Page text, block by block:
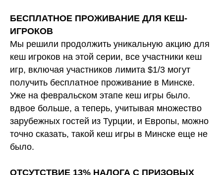
БЕСПЛАТНОЕ ПРОЖИВАНИЕ ДЛЯ КЕШ-
ИГРОКОВ
Мы решили продолжить уникальную акцию для
кеш игроков на этой серии, все участники кеш
игр, включая участников лимита $1/3 могут
получить бесплатное проживание в Минске.
Уже на февральском этапе кеш игры было.
вдвое больше, а теперь, учитывая множество
зарубежных гостей из Турции, и Европы, можно
точно сказать, такой кеш игры в Минске еще не
было.
ОТСУТСТВИЕ 13% НАЛОГА С ПРИЗОВЫХ